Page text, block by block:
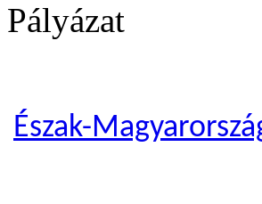
Pályázat
Észak-